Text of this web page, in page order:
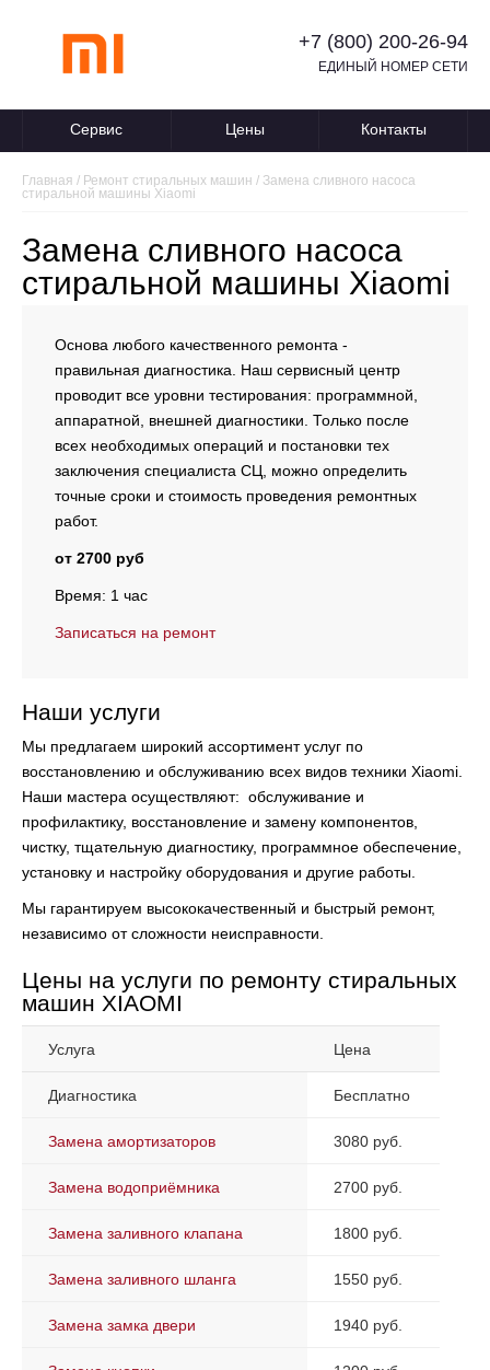
+7 (800) 200-26-94
ЕДИНЫЙ НОМЕР СЕТИ
Сервис Цены Контакты
Главная / Ремонт стиральных машин / Замена сливного насоса
стиральной машины Xiaomi
Замена сливного насоса
стиральной машины Xiaomi
Основа любого качественного ремонта -
правильная диагностика. Наш сервисный центр
проводит все уровни тестирования: программной,
аппаратной, внешней диагностики. Только после
всех необходимых операций и постановки тех
заключения специалиста СЦ, можно определить
точные сроки и стоимость проведения ремонтных
работ.
от 2700 руб
Время: 1 час
Записаться на ремонт
Наши услуги
Мы предлагаем широкий ассортимент услуг по
восстановлению и обслуживанию всех видов техники Xiaomi.
Наши мастера осуществляют: обслуживание и
профилактику, восстановление и замену компонентов,
чистку, тщательную диагностику, программное обеспечение,
установку и настройку оборудования и другие работы.
Мы гарантируем высококачественный и быстрый ремонт,
независимо от сложности неисправности.
Цены на услуги по ремонту стиральных
машин XIAOMI
Услуга Цена
Диагностика Бесплатно
Замена амортизаторов 3080 руб.
Замена водоприёмника 2700 руб.
Замена заливного клапана 1800 руб.
Замена заливного шланга 1550 руб.
Замена замка двери 1940 руб.